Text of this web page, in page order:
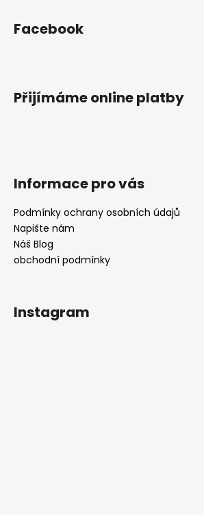
Facebook
Přijímáme online platby
Informace pro vás
Podmínky ochrany osobních údajů
Napište nám
Náš Blog
obchodní podmínky
Instagram